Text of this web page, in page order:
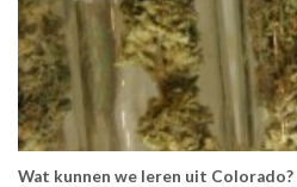
Wat kunnen we leren uit Colorado?